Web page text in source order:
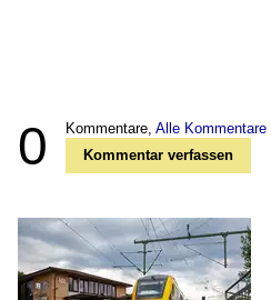
0 Kommentare, Alle Kommentare
Kommentar verfassen